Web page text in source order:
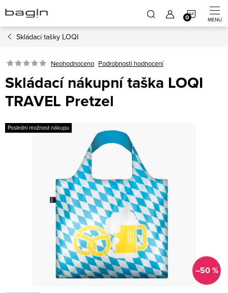
na
obsah
Skládací tašky LOQI
Neohodnoceno Podrobnosti hodnocení
Skládací nákupní taška LOQI
TRAVEL Pretzel
Poslední možnost nákupu
–50 %